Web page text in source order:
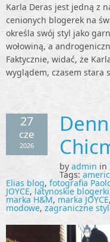
Karla Deras jest jedną z
cenionych blogerek na
określa swój styl jako
wołowiną, a
Faktycznie, widać, że
wyglądem, czasem stara
27
cze
2026
by admin in
Tags:
Elias blog, fotografia
JOYCE, latynoskie
marka H&M, marka JOYCE,
modowe, zagraniczne